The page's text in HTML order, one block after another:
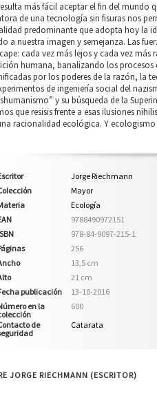
más fácil aceptar el fin del mundo
de una tecnología sin fisuras nos
predominante que adopta hoy la
a nuestra imagen y semejanza. Las
cada vez más lejos y cada vez
humana, banalizando los procesos
por los poderes de la razón, la
de ingeniería social del
y su búsqueda de la
que resisis frente a esas ilusiones
racionalidad ecológica. Y
Jorge Riechmann
Mayor
Ecología
9788490972151
978-84-9097-215-1
256
13,5 cm
21 cm
publicación
13-10-2016
en la
600
de
Catarata
JORGE RIECHMANN (ESCRITOR)